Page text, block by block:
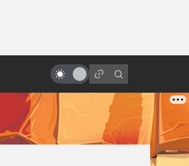
Шварценеггером